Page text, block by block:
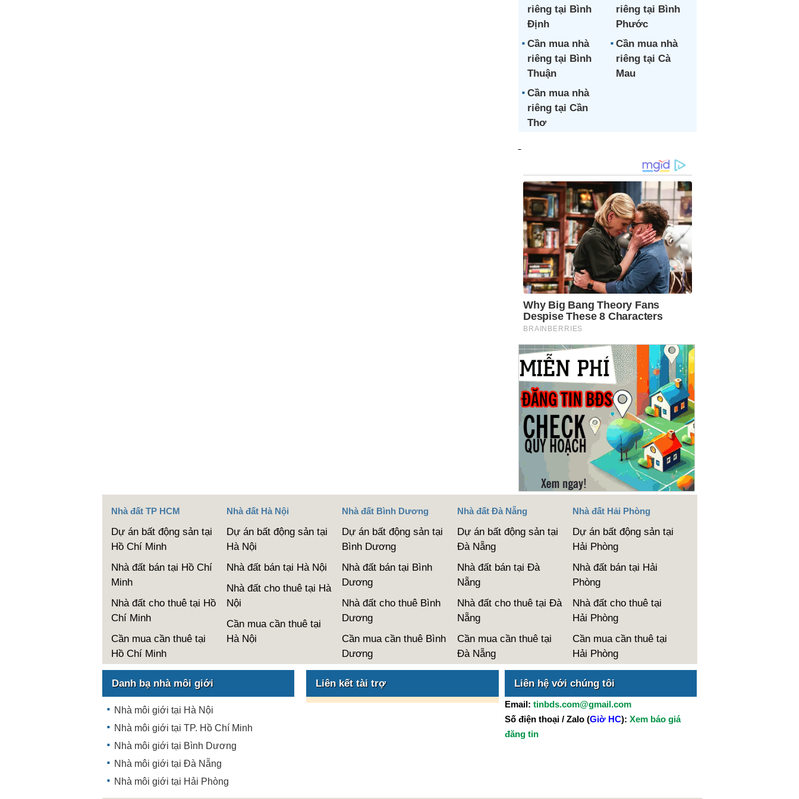
riêng tại Bình
Định
riêng tại Bình
Phước
Cần mua nhà
riêng tại Bình
Thuận
Cần mua nhà
riêng tại Cà
Mau
Cần mua nhà
riêng tại Cần
Thơ
Nhà đất TP HCM
Dự án bất động sản tại
Hồ Chí Minh
Nhà đất bán tại Hồ Chí
Minh
Nhà đất cho thuê tại Hồ
Chí Minh
Cần mua cần thuê tại
Hồ Chí Minh
Nhà đất Hà Nội
Dự án bất động sản tại
Hà Nội
Nhà đất bán tại Hà Nội
Nhà đất cho thuê tại Hà
Nội
Cần mua cần thuê tại
Hà Nội
Nhà đất Bình Dương
Dự án bất động sản tại
Bình Dương
Nhà đất bán tại Bình
Dương
Nhà đất cho thuê Bình
Dương
Cần mua cần thuê Bình
Dương
Nhà đất Đà Nẵng
Dự án bất động sản tại
Đà Nẵng
Nhà đất bán tại Đà
Nẵng
Nhà đất cho thuê tại Đà
Nẵng
Cần mua cần thuê tại
Đà Nẵng
Nhà đất Hải Phòng
Dự án bất động sản tại
Hải Phòng
Nhà đất bán tại Hải
Phòng
Nhà đất cho thuê tại
Hải Phòng
Cần mua cần thuê tại
Hải Phòng
Danh bạ nhà môi giới
Nhà môi giới tại Hà Nội
Nhà môi giới tại TP. Hồ Chí Minh
Nhà môi giới tại Bình Dương
Nhà môi giới tại Đà Nẵng
Nhà môi giới tại Hải Phòng
Liên kết tài trợ Liên hệ với chúng tôi
Email: tinbds.com@gmail.com
Số điện thoại / Zalo (Giờ HC): Xem báo giá
đăng tin